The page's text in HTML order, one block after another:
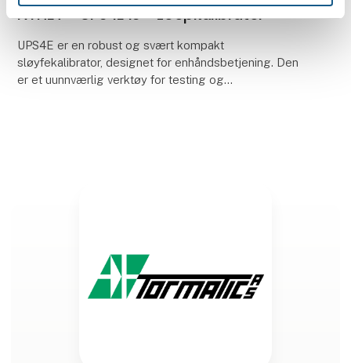
NYHET - UPS4E IS - Loopkalibrator
UPS4E er en robust og svært kompakt
sløyfekalibrator, designet for enhåndsbetjening. Den
er et uunnværlig verktøy for testing og